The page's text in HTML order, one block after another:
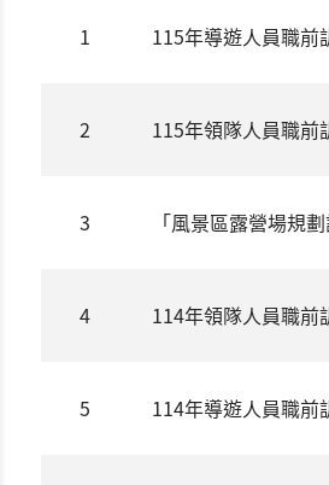
1 115年導遊人員職前
2 115年領隊人員職前
3 「風景區露營場規
4 114年領隊人員職前
5 114年導遊人員職前